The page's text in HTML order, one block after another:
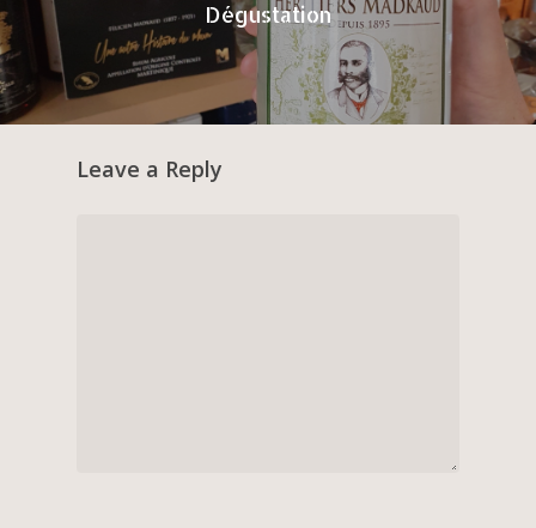
Dégustation
Leave a Reply